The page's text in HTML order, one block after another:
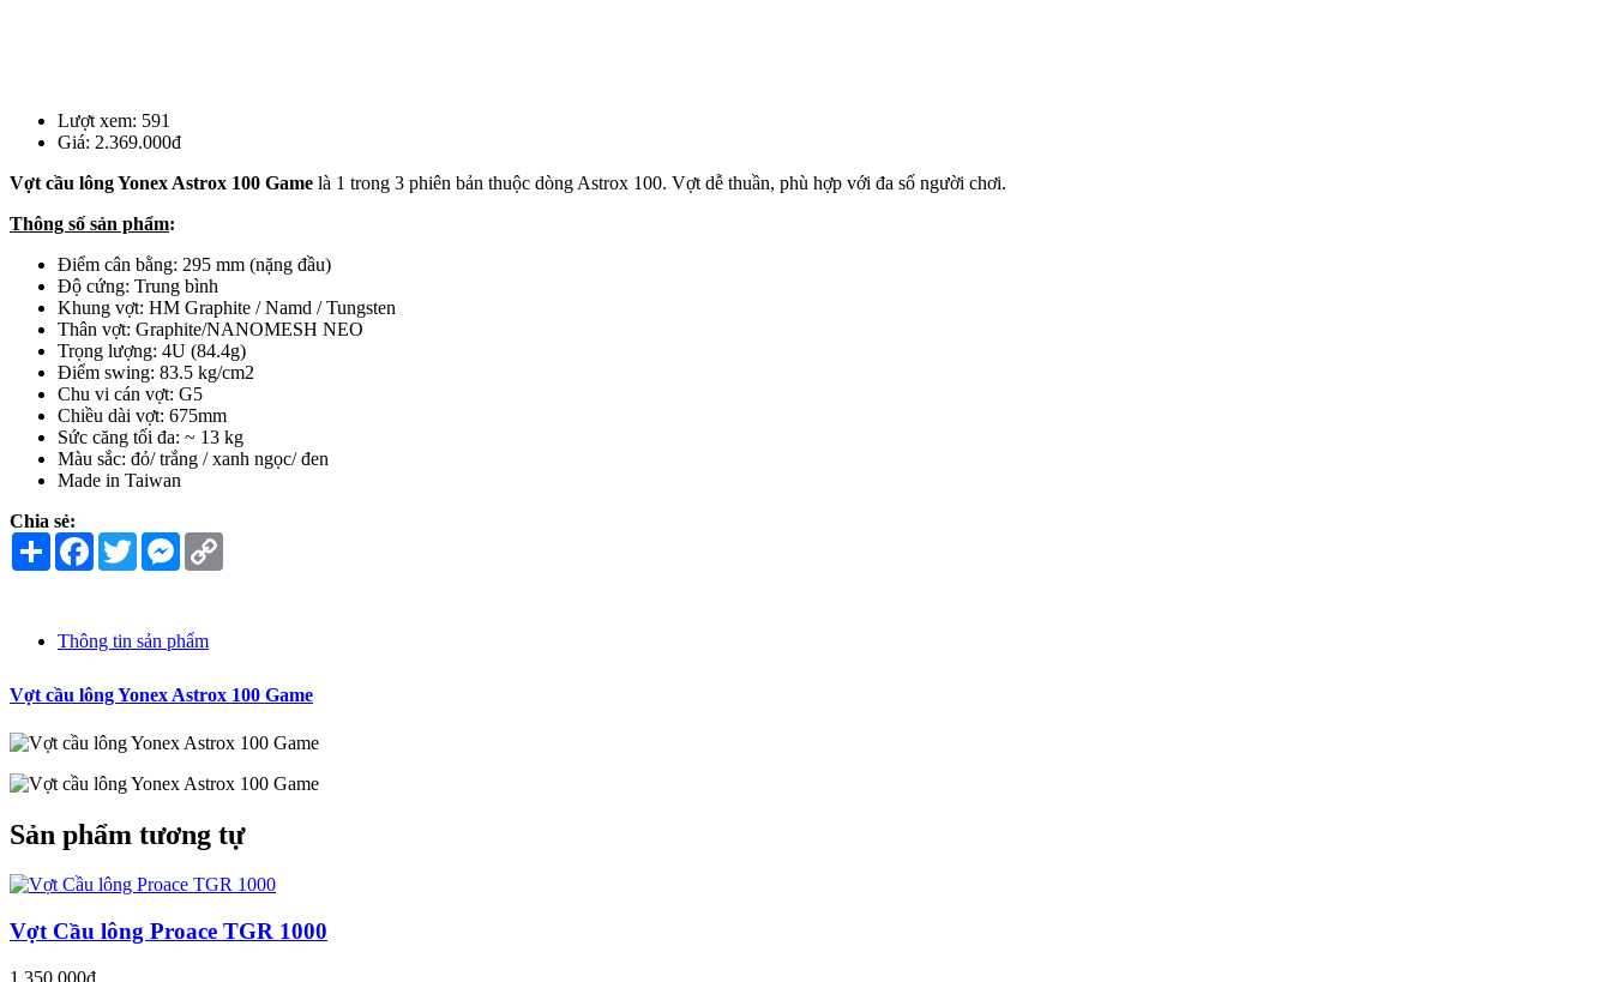
Lượt xem: 591
Giá: 2.369.000đ
Vợt cầu lông Yonex Astrox 100 Game là 1 trong 3 phiên bản thuộc dòng Astrox 100. Vợt dễ thuần, phù hợp với đa số người chơi.
Thông số sản phẩm:
Điểm cân bằng: 295 mm (nặng đầu)
Độ cứng: Trung bình
Khung vợt: HM Graphite / Namd / Tungsten
Thân vợt: Graphite/NANOMESH NEO
Trọng lượng: 4U (84.4g)
Điểm swing: 83.5 kg/cm2
Chu vi cán vợt: G5
Chiều dài vợt: 675mm
Sức căng tối đa: ~ 13 kg
Màu sắc: đỏ/ trắng / xanh ngọc/ đen
Made in Taiwan
Chia sẻ:
Share Facebook
TwitterMessenger
Thông tin sản phẩm
Vợt cầu lông Yonex Astrox 100 Game
Sản phẩm tương tự
Vợt Cầu lông Proace TGR 1000
1.350.000đ